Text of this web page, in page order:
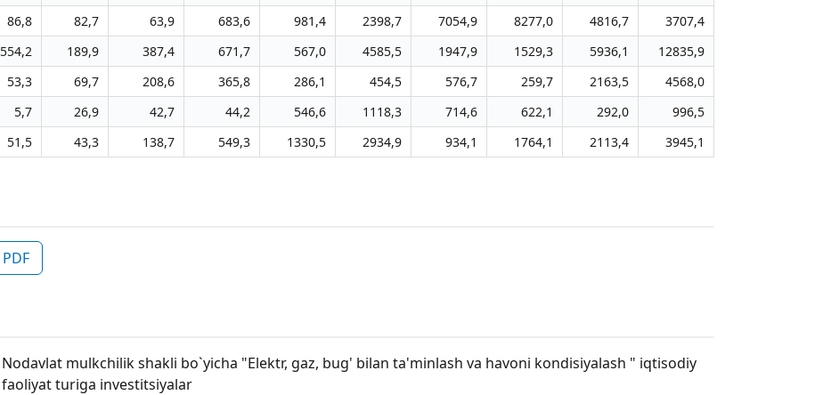
86,8 82,7 63,9 683,6 981,4 2398,7 7054,9 8277,0 4816,7
3707,4
554,2 189,9 387,4 671,7 567,0 4585,5 1947,9 1529,3 5936,1
12835,9
53,3 69,7 208,6 365,8 286,1 454,5 576,7 259,7 2163,5
4568,0
5,7 26,9 42,7 44,2 546,6 1118,3 714,6 622,1 292,0
996,5
51,5 43,3 138,7 549,3 1330,5 2934,9 934,1 1764,1 2113,4 3945,1
PDF
Nodavlat mulkchilik shakli bo`yicha "Elektr, gaz, bug' bilan ta'minlash va havoni kondisiyalash " iqtisodiy
faoliyat turiga investitsiyalar